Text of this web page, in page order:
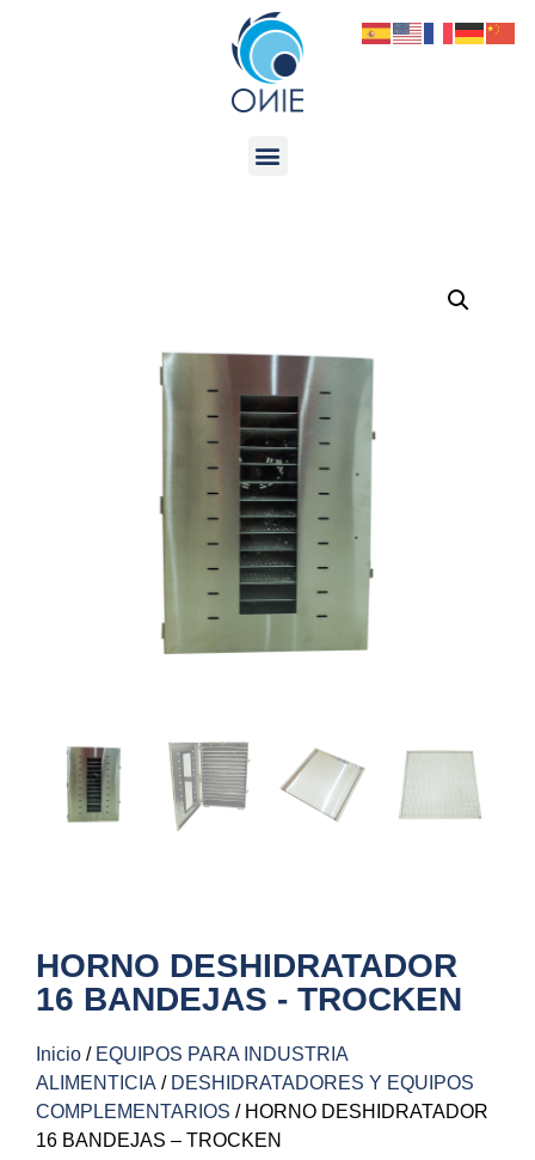
HORNO DESHIDRATADOR
16 BANDEJAS - TROCKEN
Inicio / EQUIPOS PARA INDUSTRIA
ALIMENTICIA / DESHIDRATADORES Y EQUIPOS
COMPLEMENTARIOS / HORNO DESHIDRATADOR
16 BANDEJAS – TROCKEN